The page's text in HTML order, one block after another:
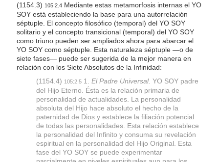
(1154.3) 105:2.4Mediante estas metamorfosis internas el YO
SOY está estableciendo la base para una autorrelación
séptuple. El concepto filosófico (temporal) del YO SOY
solitario y el concepto transicional (temporal) del YO SOY
como triuno pueden ser ampliados ahora para abarcar el
YO SOY como séptuple. Esta naturaleza séptuple —o de
siete fases— puede ser sugerida de la mejor manera en
relación con los Siete Absolutos de la Infinidad:
(1154.4) 105:2.51. El Padre Universal. YO SOY padre
del Hijo Eterno. Ésta es la relación primaria de
personalidad de actualidades. La personalidad
absoluta del Hijo hace absoluto el hecho de la
paternidad de Dios y establece la filiación potencial
de todas las personalidades. Esta relación establece
la personalidad del Infinito y consuma su revelación
espiritual en la personalidad del Hijo Original. Esta
fase del YO SOY se puede experimentar